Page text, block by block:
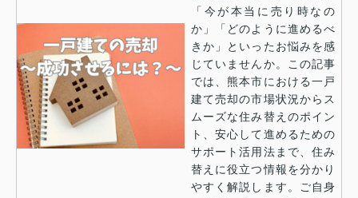
「今が本当に売り時なの
か」「どのように進めるべ
きか」といったお悩みを感
じていませんか。この記事
では、熊本市における一戸
建て売却の市場状況からス
ムーズな住み替えのポイン
ト、安心して進めるための
サポート活用法まで、住み
替えに役立つ情報を分かり
やすく解説します。ご自身